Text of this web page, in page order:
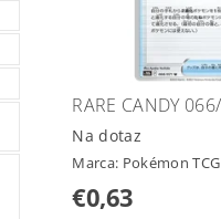
RARE CANDY
Na dotaz
Marca: Pokémon TCG
€0,63